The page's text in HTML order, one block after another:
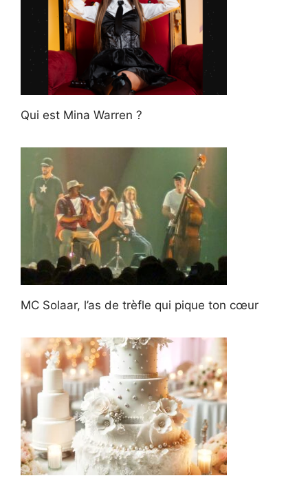
Qui est Mina Warren ?
MC Solaar, l’as de trèfle qui pique ton cœur